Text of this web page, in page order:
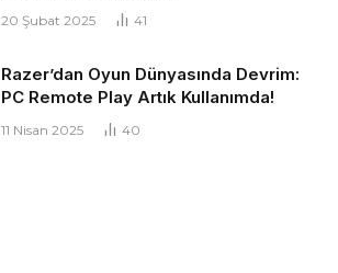
20 Şubat 2025 41
Razer’dan Oyun Dünyasında Devrim:
PC Remote Play Artık Kullanımda!
11 Nisan 2025 40